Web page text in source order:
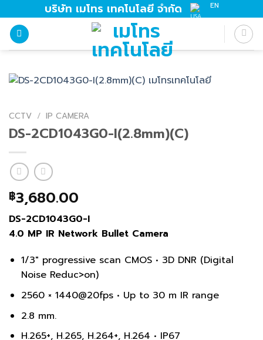
to
content
บริษัท เมโทร เทคโนโลยี จำกัด EN
CCTV / IP CAMERA
DS-2CD1043G0-I(2.8mm)(C)
฿3,680.00
DS-2CD1043G0-I
4.0 MP IR Network Bullet Camera
1/3″ progressive scan CMOS • 3D DNR (Digital
Noise Reduc>on)
2560 × 1440@20fps • Up to 30 m IR range
2.8 mm.
H.265+, H.265, H.264+, H.264 • IP67